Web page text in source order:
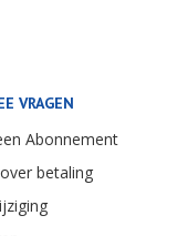
VRAGEN
Abonnement
betaling